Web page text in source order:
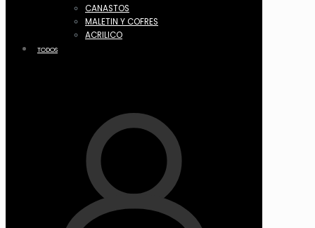
CANASTOS
MALETIN Y COFRES
ACRILICO
TODOS